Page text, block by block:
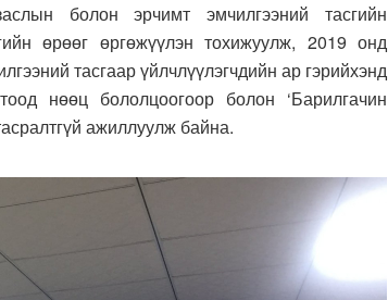
болон эрчимт эмчилгээний тасгийн
өрөөг өргөжүүлэн тохижуулж, 2019 онд
тасгаар үйлчлүүлэгчдийн ар гэрийхэнд
нөөц бололцоогоор болон ‘Барилгачин
ажиллуулж байна.